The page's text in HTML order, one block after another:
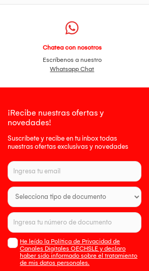
Chatea con nosotros
Escríbenos a nuestro
Whatsapp Chat
¡Recibe nuestras ofertas y
novedades!
Suscríbete y recibe en tu inbox todas
nuestras ofertas exclusivas y novedades
He leído la Política de Privacidad de
Canales Digitales OECHSLE y declaro
haber sido informado sobre el tratamiento
de mis datos personales.